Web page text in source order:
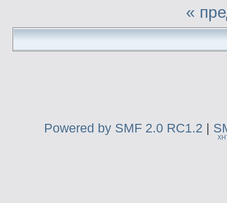
«
Powered by SMF 2.0 RC1.2 |